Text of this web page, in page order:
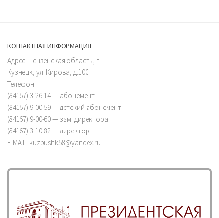
КОНТАКТНАЯ ИНФОРМАЦИЯ
Адрес: Пензенская область, г.
Кузнецк, ул. Кирова, д.100
Телефон:
(84157) 3-26-14 — абонемент
(84157) 9-00-59 — детский абонемент
(84157) 9-00-60 — зам. директора
(84157) 3-10-82 — директор
E-MAIL: kuzpushk58@yandex.ru